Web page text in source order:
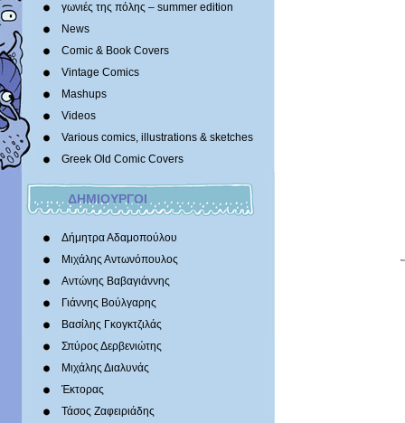
γωνιές της πόλης – summer edition
News
Comic & Book Covers
Vintage Comics
Mashups
Videos
Various comics, illustrations & sketches
Greek Old Comic Covers
ΔΗΜΙΟΥΡΓΟΙ
Δήμητρα Αδαμοπούλου
Μιχάλης Αντωνόπουλος
Αντώνης Βαβαγιάννης
Γιάννης Βούλγαρης
Βασίλης Γκογκτζιλάς
Σπύρος Δερβενιώτης
Mιχάλης Διαλυνάς
Έκτορας
Τάσος Ζαφειριάδης